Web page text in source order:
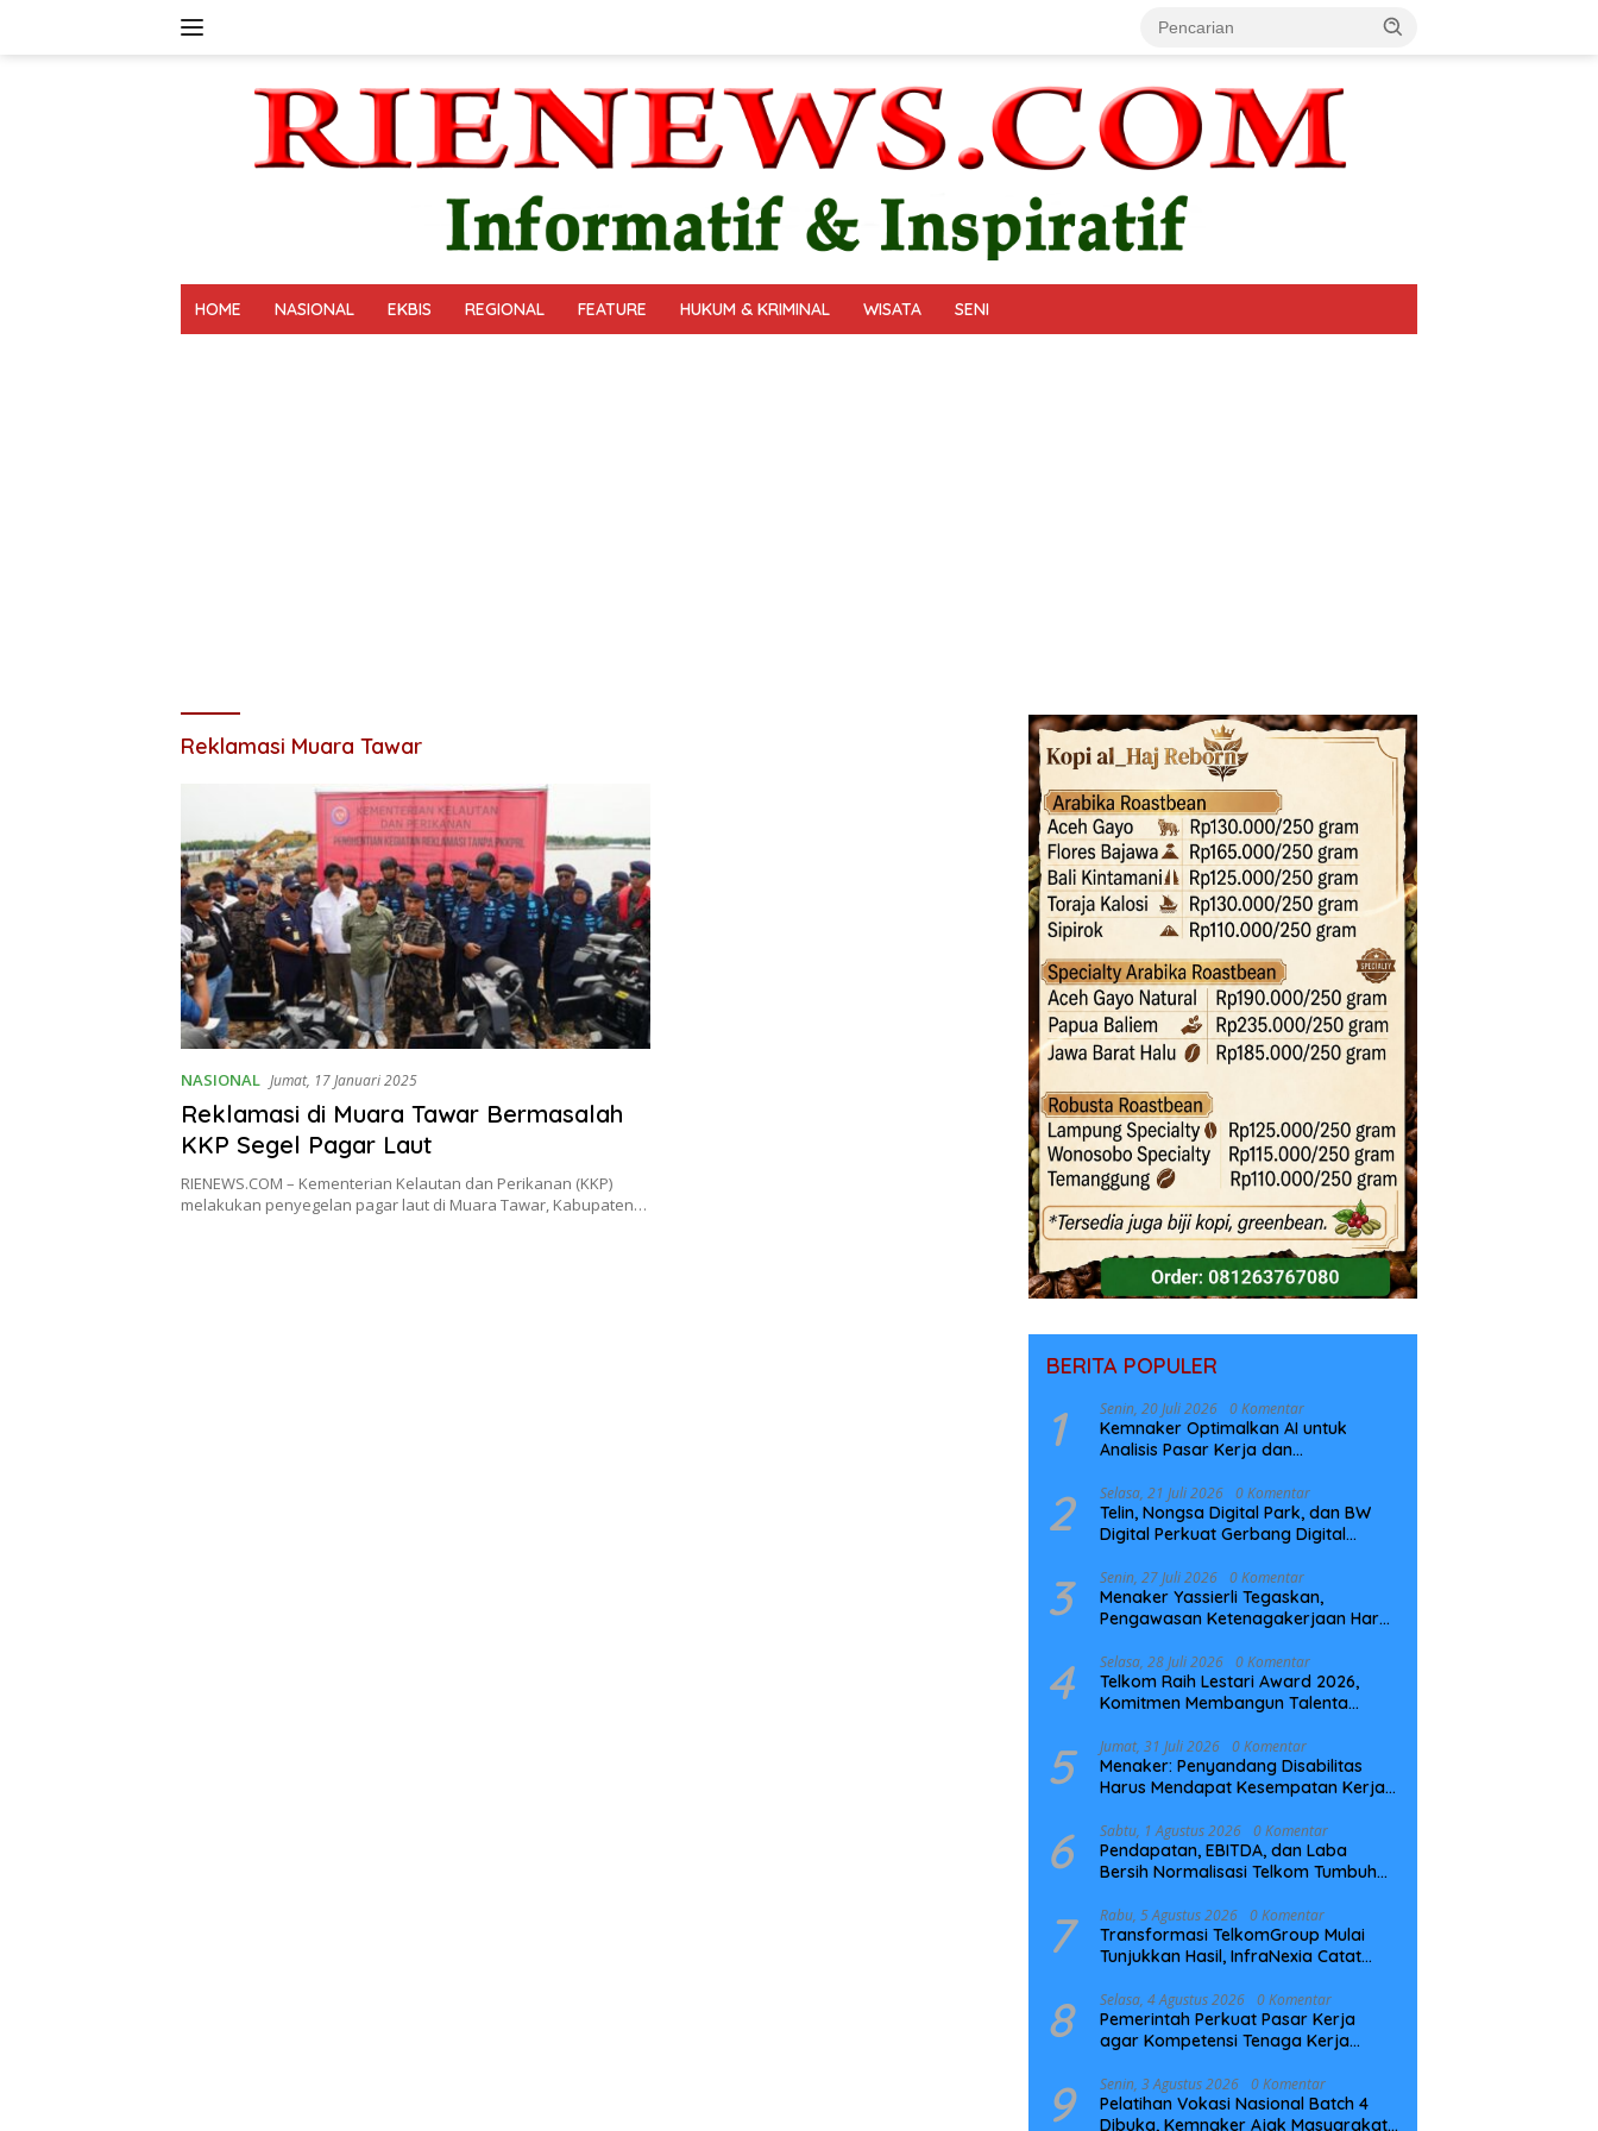
HOME NASIONAL EKBIS REGIONAL FEATURE HUKUM & KRIMINAL WISATA SENI
Reklamasi Muara Tawar
NASIONAL Jumat, 17 Januari 2025
Reklamasi di Muara Tawar Bermasalah
KKP Segel Pagar Laut
RIENEWS.COM – Kementerian Kelautan dan Perikanan (KKP)
melakukan penyegelan pagar laut di Muara Tawar, Kabupaten…
BERITA POPULER
1 Senin, 20 Juli 2026 0 Komentar
Kemnaker Optimalkan AI untuk
Analisis Pasar Kerja dan
2 Selasa, 21 Juli 2026 0 Komentar
Telin, Nongsa Digital Park, dan BW
Digital Perkuat Gerbang Digital
NCC
3 Senin, 27 Juli 2026 0 Komentar
Menaker Yassierli Tegaskan,
Pengawasan Ketenagakerjaan Harus
4 Selasa, 28 Juli 2026 0 Komentar
Telkom Raih Lestari Award 2026,
Komitmen Membangun Talenta
5 Jumat, 31 Juli 2026 0 Komentar
Menaker: Penyandang Disabilitas
Harus Mendapat Kesempatan Kerja
6 Sabtu, 1 Agustus 2026 0 Komentar
Pendapatan, EBITDA, dan Laba
Bersih Normalisasi Telkom Tumbuh
7 Rabu, 5 Agustus 2026 0 Komentar
Transformasi TelkomGroup Mulai
Tunjukkan Hasil, InfraNexia Catat
Digital Nasional
8 Selasa, 4 Agustus 2026 0 Komentar
Pemerintah Perkuat Pasar Kerja
agar Kompetensi Tenaga Kerja
9 Senin, 3 Agustus 2026 0 Komentar
Pelatihan Vokasi Nasional Batch 4
Dibuka, Kemnaker Ajak Masyarakat